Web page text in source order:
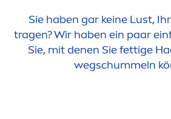
Sie haben gar keine Lust,
tragen? Wir haben ein paar
Sie, mit denen Sie fettige
wegschummeln